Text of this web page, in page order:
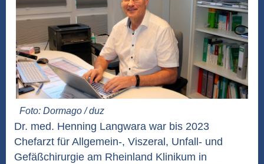
Foto: Dormago / duz
Dr. med. Henning Langwara war bis 2023
Chefarzt für Allgemein-, Viszeral, Unfall- und
Gefäßchirurgie am Rheinland Klinikum in